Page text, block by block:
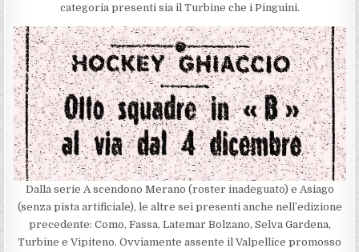
categoria presenti sia il Turbine che i Pinguini.
Dalla serie A scendono Merano (roster inadeguato) e Asiago
(senza pista artificiale), le altre sei presenti anche nell’edizione
precedente: Como, Fassa, Latemar Bolzano, Selva Gardena,
Turbine e Vipiteno. Ovviamente assente il Valpellice promosso